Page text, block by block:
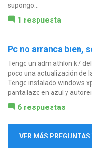
supongo...
1 respuesta
Pc no arranca bien,
Tengo un adm athlon k7
poco una actualización de
Tengo instalado windows
pantallazo en azul y
6 respuestas
VER MÁS